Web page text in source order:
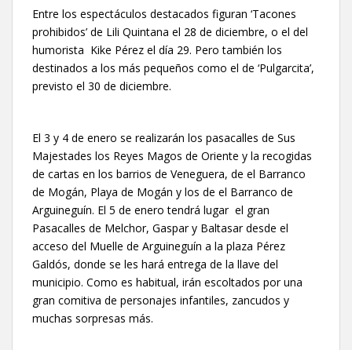
Entre los espectáculos destacados figuran ‘Tacones
prohibidos’ de Lili Quintana el 28 de diciembre, o el del
humorista Kike Pérez el día 29. Pero también los
destinados a los más pequeños como el de ‘Pulgarcita’,
previsto el 30 de diciembre.
El 3 y 4 de enero se realizarán los pasacalles de Sus
Majestades los Reyes Magos de Oriente y la recogidas
de cartas en los barrios de Veneguera, de el Barranco
de Mogán, Playa de Mogán y los de el Barranco de
Arguineguín. El 5 de enero tendrá lugar el gran
Pasacalles de Melchor, Gaspar y Baltasar desde el
acceso del Muelle de Arguineguín a la plaza Pérez
Galdós, donde se les hará entrega de la llave del
municipio. Como es habitual, irán escoltados por una
gran comitiva de personajes infantiles, zancudos y
muchas sorpresas más.